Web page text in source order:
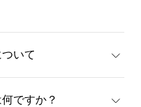
いて
ですか？